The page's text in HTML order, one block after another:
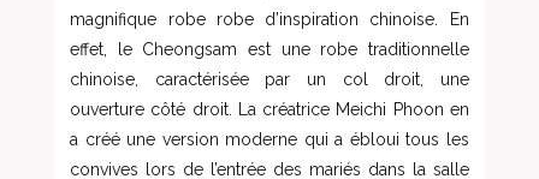
magnifique robe robe d’inspiration chinoise. En
effet, le Cheongsam est une robe traditionnelle
chinoise, caractérisée par un col droit, une
ouverture côté droit. La créatrice Meichi Phoon en
a créé une version moderne qui a ébloui tous les
convives lors de l’entrée des mariés dans la salle